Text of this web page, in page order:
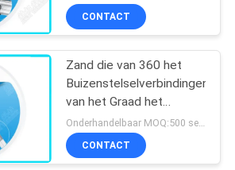
CONTACT
Zand die van 360 het
Buizenstelselverbindingen
van het Graad het
Binnenaluminium Vrije
Omwenteling al-10
vernietigen
Onderhandelbaar MOQ:500 sets
CONTACT